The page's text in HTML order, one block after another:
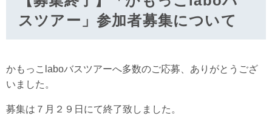
スツアー」参加者募集について
かもっこlaboバスツアーへ多数のご応募、ありがとうござ
いました。
募集は７月２９日にて終了致しました。